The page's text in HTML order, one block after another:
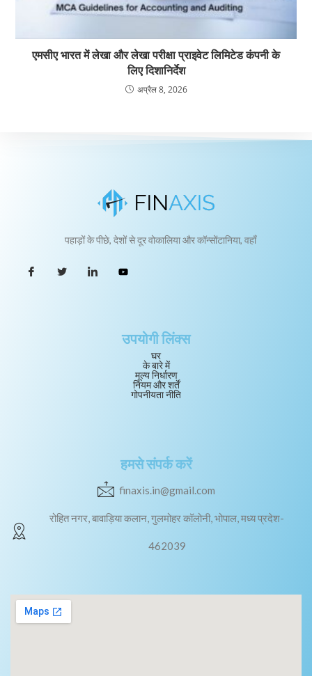
एमसीए भारत में लेखा और लेखा परीक्षा प्राइवेट लिमिटेड कंपनी के
लिए दिशानिर्देश
अप्रैल 8, 2026
पहाड़ों के पीछे, देशों से दूर वोकालिया और कॉन्सोंटानिया, वहाँ
उपयोगी लिंक्स
घर
के बारे में
मूल्य निर्धारण
नियम और शर्तें
गोपनीयता नीति
हमसे संपर्क करें
finaxis.in@gmail.com
रोहित नगर, बावाड़िया कलान, गुलमोहर कॉलोनी, भोपाल, मध्य प्रदेश-
462039